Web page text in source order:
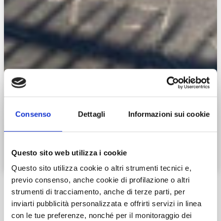
Consenso Dettagli Informazioni sui cookie
Questo sito web utilizza i cookie
Questo sito utilizza cookie o altri strumenti tecnici e,
previo consenso, anche cookie di profilazione o altri
strumenti di tracciamento, anche di terze parti, per
inviarti pubblicità personalizzata e offrirti servizi in linea
con le tue preferenze, nonché per il monitoraggio dei
Zoom